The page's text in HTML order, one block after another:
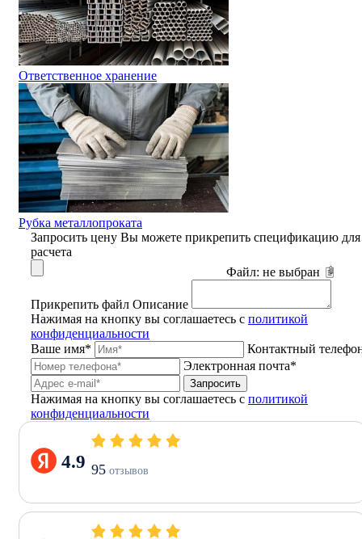
Ответственное хранение
Рубка металлопроката
Запросить цену Вы можете прикрепить спецификацию для
расчета
Файл: не выбран
Прикрепить файл Описание
Нажимая на кнопку вы соглашаетесь с политикой
конфиденциальности
Ваше имя*
Контактный
Электронная почта*
Запросить
Нажимая на кнопку вы соглашаетесь с политикой
конфиденциальности
4.9 95 отзывов